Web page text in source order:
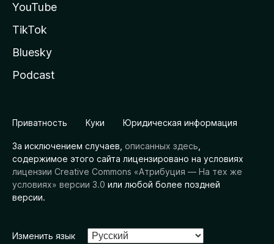
YouTube
TikTok
Bluesky
Podcast
Приватность Куки Юридическая информация
За исключением случаев, описанных здесь
содержимое этого сайта лицензировано на условиях
лицензии Creative Commons «Атрибуция — На тех же
условиях» версии 3.0 или любой более поздней
версии.
Изменить язык